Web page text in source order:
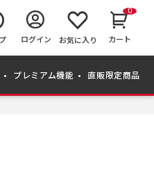
ログイン お気に入り
0
カート
プレミアム機能 直販限定商品